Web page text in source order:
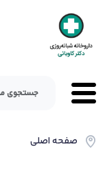
صفحه اصلی